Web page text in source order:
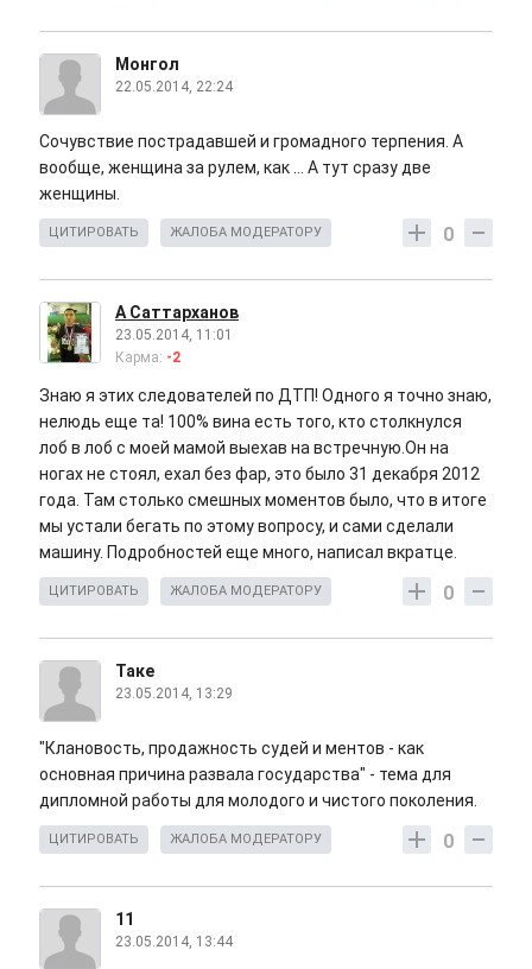
Монгол
22.05.2014, 22:24
Сочувствие пострадавшей и громадного терпения. А
вообще, женщина за рулем, как ... А тут сразу две
женщины.
0
ЦИТИРОВАТЬ ЖАЛОБА МОДЕРАТОРУ
А Саттарханов
23.05.2014, 11:01
Карма: -2
Знаю я этих следователей по ДТП! Одного я точно знаю,
нелюдь еще та! 100% вина есть того, кто столкнулся
лоб в лоб с моей мамой выехав на встречную.Он на
ногах не стоял, ехал без фар, это было 31 декабря 2012
года. Там столько смешных моментов было, что в итоге
мы устали бегать по этому вопросу, и сами сделали
машину. Подробностей еще много, написал вкратце.
0
ЦИТИРОВАТЬ ЖАЛОБА МОДЕРАТОРУ
Таке
23.05.2014, 13:29
"Клановость, продажность судей и ментов - как
основная причина развала государства" - тема для
дипломной работы для молодого и чистого поколения.
0
ЦИТИРОВАТЬ ЖАЛОБА МОДЕРАТОРУ
11
23.05.2014, 13:44